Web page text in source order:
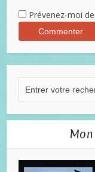
Prévenez-moi